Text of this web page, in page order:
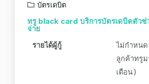
บัตรเดบิต
ทรู black card บริการบัตรเดบิตตัวช่ว
จ่าย
รายได้ผู้กู้
ไม่กำหนด
ลูกค้าทรูม
เดือน )